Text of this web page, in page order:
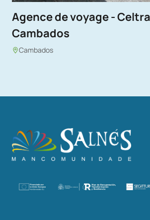
Agence de voyage -
Cambados
Cambados